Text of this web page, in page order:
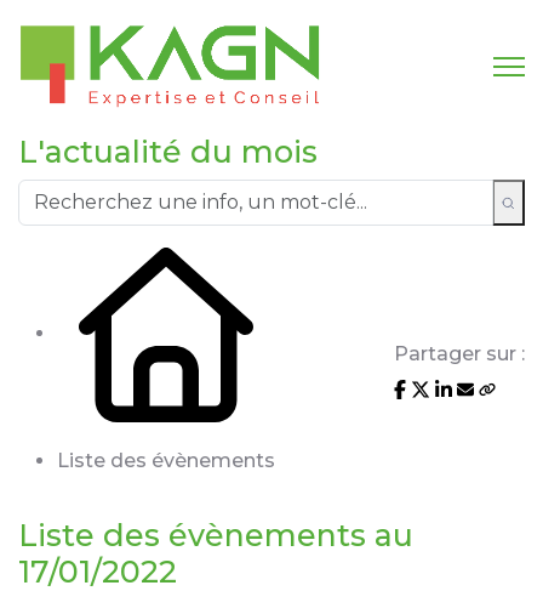
L'actualité du mois
Liste des évènements
Partager sur :
Liste des évènements au
17/01/2022